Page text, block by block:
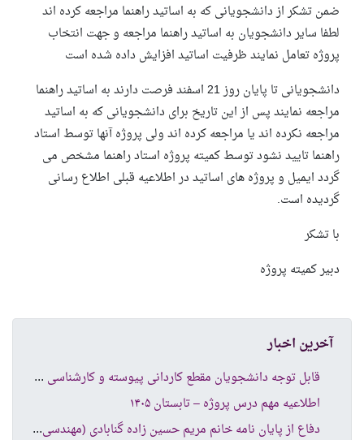
ضمن تشکر از دانشجویانی که به اساتید راهنما مراجعه کرده اند
لطفا سایر دانشجویان به اساتید راهنما مراجعه و جهت انتخاب
پروژه تعامل نمایند ظرفیت اساتید افزایش داده شده است
دانشجویانی تا پایان روز 21 اسفند فرصت دارند به اساتید راهنما
مراجعه نمایند پس از این تاریخ برای دانشجویانی که به اساتید
مراجعه نکرده اند یا مراجعه کرده اند ولی پروژه آنها توسط استاد
راهنما تایید نشود توسط کمیته پروژه استاد راهنما مشخص می
گردد ایمیل و پروژه های اساتید در اطلاعیه قبلی اطلاع رسانی
گردیده است.
با تشکر
دبیر کمیته پروژه
آخرین اخبار
قاب
ل توجه دانشجویان مقطع کاردانی پیوسته و کارشناسی ناپیوسته
اطلاعیه مهم درس پروژه – تابستان ۱۴۰۵
دفا
ع از پایان نامه خانم مریم حسین زاده گنابادی (مهندسی کامپیوتر نرم افزار )